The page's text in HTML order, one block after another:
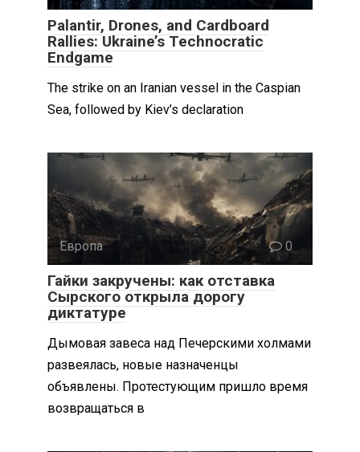
Palantir, Drones, and Cardboard
Rallies: Ukraine’s Technocratic
Endgame
The strike on an Iranian vessel in the Caspian
Sea, followed by Kiev’s declaration
Европа 0
Гайки закручены: как отставка
Сырского открыла дорогу
диктатуре
Дымовая завеса над Печерскими холмами
развеялась, новые назначенцы
объявлены. Протестующим пришло время
возвращаться в